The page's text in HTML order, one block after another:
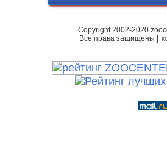
Copyright 2002-2020
Все права защищены |